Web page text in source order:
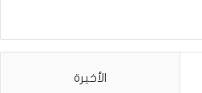
الأخيرة